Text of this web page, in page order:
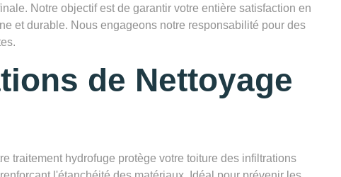
Notre objectif est de garantir votre entière satisfaction en
et durable. Nous engageons notre responsabilité pour des
de Nettoyage
traitement hydrofuge protège votre toiture des infiltrations